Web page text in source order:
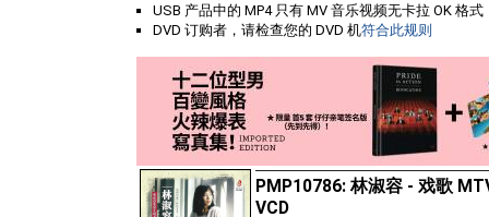
USB 产品中的 MP4 只有 MV 音乐视频无卡拉 OK 格式
DVD 订购者，请检查您的 DVD 机符合此规则
PMP10786: 林淑容 - 戏歌
VCD